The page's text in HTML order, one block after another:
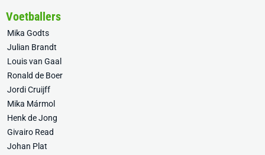
Voetballers
Mika Godts
Julian Brandt
Louis van Gaal
Ronald de Boer
Jordi Cruijff
Mika Mármol
Henk de Jong
Givairo Read
Johan Plat